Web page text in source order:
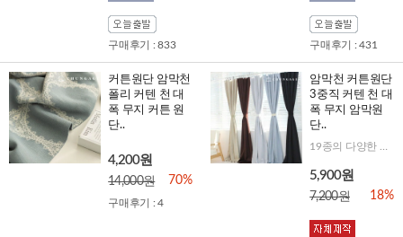
구매후기 : 833 구매후기 : 431
커튼원단 암막천
폴리 커텐 천 대
폭 무지 커튼 원
단..
4,200원
14,000원 70%
구매후기 : 4
암막천 커튼원단
3중직 커텐 천 대
폭 무지 암막원
단..
5,900원
7,200원 18%